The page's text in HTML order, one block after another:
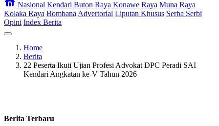
Nasional Kendari Buton Raya Konawe Raya Muna Raya
Kolaka Raya Bombana Advertorial Liputan Khusus Serba Serbi
Opini Index Berita
Home
Berita
22 Peserta Ikuti Ujian Profesi Advokat DPC Peradi SAI
Kendari Angkatan ke-V Tahun 2026
Berita Terbaru